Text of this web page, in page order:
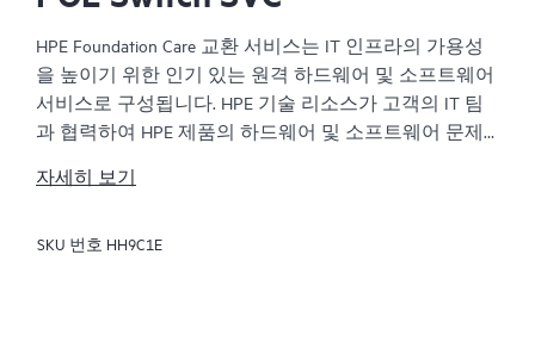
HPE Foundation Care 교환 서비스는 IT 인프라의 가용성
을 높이기 위한 인기 있는 원격 하드웨어 및 소프트웨어
서비스로 구성됩니다. HPE 기술 리소스가 고객의 IT 팀
과 협력하여 HPE 제품의 하드웨어 및 소프트웨어 문제
이고 빠른 교환 서비스를 제공합니다. 특히 쉽게 배송할
자세히 보기
SKU 번호 HH9C1E